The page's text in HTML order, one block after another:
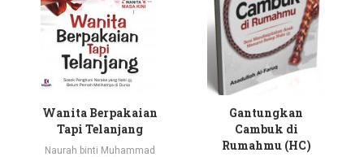
Wanita Berpakaian
Tapi Telanjang
Naurah binti Muhammad
Gantungkan
Cambuk di
Rumahmu (HC)